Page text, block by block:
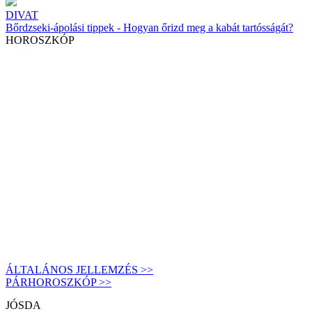
DIVAT
Bőrdzseki-ápolási tippek - Hogyan őrizd meg a kabát tartósságát?
HOROSZKÓP
ÁLTALÁNOS JELLEMZÉS >>
PÁRHOROSZKÓP >>
JÓSDA